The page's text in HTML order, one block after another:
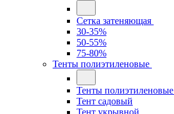
Сетка затеняющая
30-35%
50-55%
75-80%
Тенты полиэтиленовые
Тенты полиэтиленовые
Тент садовый
Тент укрывной